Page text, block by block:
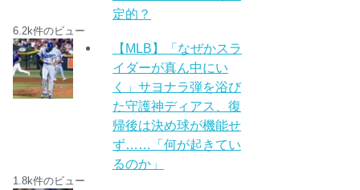
定的？
6.2k件のビュー
【MLB】「なぜかスラ
イダーが真ん中にい
く」サヨナラ弾を浴び
た守護神ディアス、復
帰後は決め球が機能せ
ず……「何が起きてい
るのか」
1.8k件のビュー